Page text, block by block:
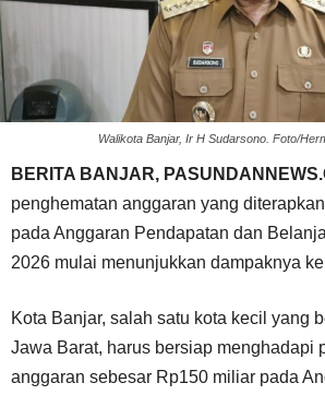
Walikota Banjar, Ir H Sudarsono. Foto/
BERITA BANJAR,
penghematan anggaran yang
pada Anggaran Pendapatan dan
2026 mulai menunjukkan dampaknya
Kota Banjar, salah satu kota kecil yang
Jawa Barat, harus bersiap menghadapi
anggaran sebesar Rp150 miliar pada